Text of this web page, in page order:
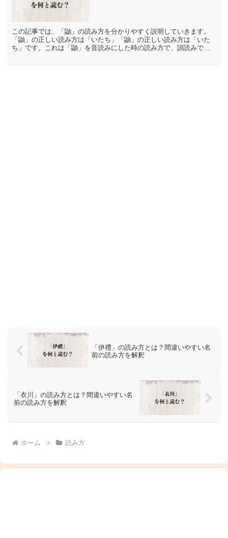
この記事では、「鼬」の読み方を分かりやすく説明していきます。
「鼬」の正しい読み方は「いたち」「鼬」の正しい読み方は「いた
ち」です。これは「鼬」を音読みにした時の読み方で、訓読みでは
「伊禮」の読み方とは？間違いやすい名
前の読み方を解釈
「衣川」の読み方とは？間違いやすい名
前の読み方を解釈
ホーム 読み方